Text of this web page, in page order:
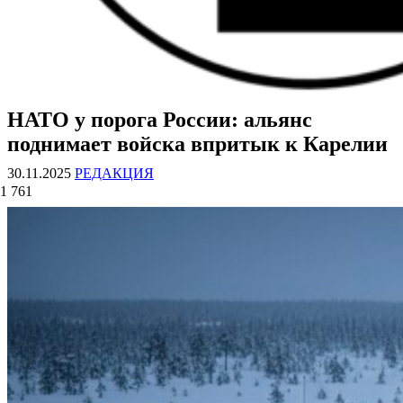
ВОЕННЫЕ СТРАНИЦЫ
СТАТЬИ ВОЕННОЙ ТЕМАТИКИ
НАТО у порога России: альянс
поднимает войска впритык к Карелии
30.11.2025 РЕДАКЦИЯ
1 761